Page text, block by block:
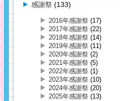
感謝祭 (133)
2016年感謝祭 (17)
2017年感謝祭 (22)
2018年感謝祭 (14)
2019年感謝祭 (11)
2020年感謝祭 (2)
2021年感謝祭 (5)
2022年感謝祭 (1)
2023年感謝祭 (10)
2024年感謝祭 (20)
2025年感謝祭 (13)